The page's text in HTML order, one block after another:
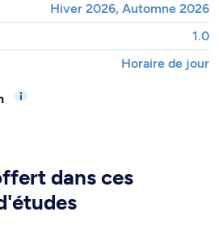
Hiver 2026, Automne 2026
1.0
Horaire de jour
dans ces